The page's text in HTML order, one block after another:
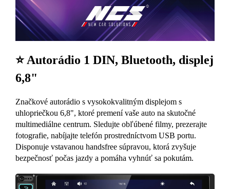
⭐ Autorádio 1 DIN, Bluetooth, displej
6,8"
Značkové autorádio s vysokokvalitným displejom s
uhlopriečkou 6,8", ktoré premení vaše auto na skutočné
multimediálne centrum. Sledujte obľúbené filmy, prezerajte
fotografie, nabíjajte telefón prostredníctvom USB portu.
Disponuje vstavanou handsfree súpravou, ktorá zvyšuje
bezpečnosť počas jazdy a pomáha vyhnúť sa pokutám.